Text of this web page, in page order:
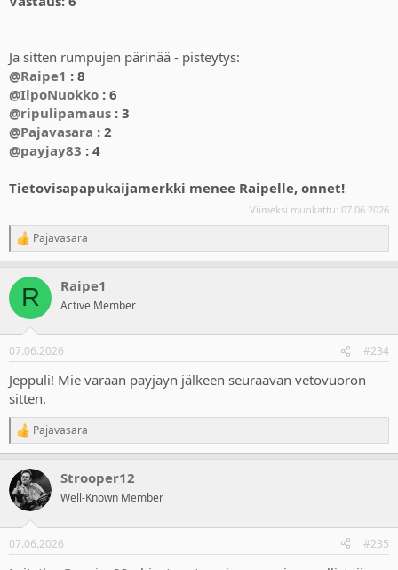
Ja sitten rumpujen pärinää - pisteytys:
@Raipe1 : 8
@IlpoNuokko : 6
@ripulipamaus : 3
@Pajavasara : 2
@payjay83 : 4
Tietovisapapukaijamerkki menee Raipelle, onnet!
Viimeksi muokattu: 07.06.2026
R
e
c
i
s
Pajavasara
R Raipe1
Active Member
07.06.2026 #234
Jeppuli! Mie varaan payjayn jälkeen seuraavan vetovuoron
sitten.
R
e
c
t
i
s
Pajavasara
Strooper12
Well-Known Member
07.06.2026 #235